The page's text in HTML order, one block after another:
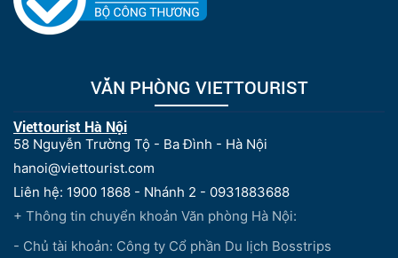
VĂN PHÒNG VIETTOURIST
Viettourist Hà Nội
58 Nguyễn Trường Tộ - Ba Đình - Hà Nội
hanoi@viettourist.com
Liên hệ: 1900 1868 - Nhánh 2 - 0931883688
+ Thông tin chuyển khoản Văn phòng Hà Nội:
- Chủ tài khoản: Công ty Cổ phần Du lịch Bosstrips